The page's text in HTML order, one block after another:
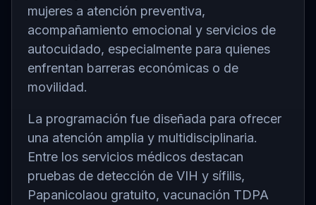
mujeres a atención preventiva,
acompañamiento emocional y servicios de
autocuidado, especialmente para quienes
enfrentan barreras económicas o de
movilidad.
La programación fue diseñada para ofrecer
una atención amplia y multidisciplinaria.
Entre los servicios médicos destacan
pruebas de detección de VIH y sífilis,
Papanicolaou gratuito, vacunación TDPA